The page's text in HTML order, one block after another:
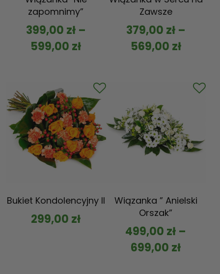
zapomnimy”
399,00 zł–
599,00 zł
Zawsze
379,00 zł–
569,00 zł
Bukiet Kondolencyjny II
299,00 zł
Wiązanka ” Anielski
Orszak”
499,00 zł –
699,00 zł